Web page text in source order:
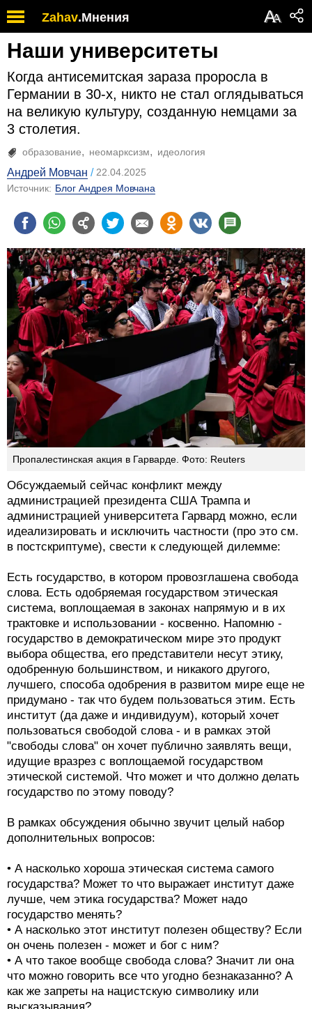
Zahav.Мнения АА
Наши университеты
Когда антисемитская зараза проросла в
Германии в 30-х, никто не стал оглядываться
на великую культуру, созданную немцами за
3 столетия.
образование неомарксизм идеология
Андрей Мовчан
22.04.2025
Источник: Блог Андрея Мовчана
Пропалестинская акция в Гарварде. Фото: Reuters
Обсуждаемый сейчас конфликт между
администрацией президента США Трампа и
администрацией университета Гарвард можно, если
идеализировать и исключить частности (про это см.
в постскриптуме), свести к следующей дилемме:
Есть государство, в котором провозглашена свобода
слова. Есть одобряемая государством этическая
система, воплощаемая в законах напрямую и в их
трактовке и использовании - косвенно. Напомню -
государство в демократическом мире это продукт
выбора общества, его представители несут этику,
одобренную большинством, и никакого другого,
лучшего, способа одобрения в развитом мире еще не
придумано - так что будем пользоваться этим. Есть
институт (да даже и индивидуум), который хочет
пользоваться свободой слова - и в рамках этой
"свободы слова" он хочет публично заявлять вещи,
идущие вразрез с воплощаемой государством
этической системой. Что может и что должно делать
государство по этому поводу?
В рамках обсуждения обычно звучит целый набор
дополнительных вопросов:
• А насколько хороша этическая система самого
государства? Может то что выражает институт даже
лучше, чем этика государства? Может надо
государство менять?
• А насколько этот институт полезен обществу? Если
он очень полезен - может и бог с ним?
• А что такое вообще свобода слова? Значит ли она
что можно говорить все что угодно безнаказанно? А
как же запреты на нацистскую символику или